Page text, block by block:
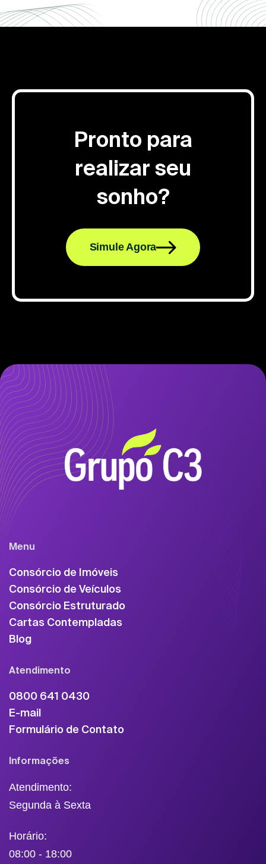
Pronto para
realizar seu
sonho?
Simule Agora
Menu
Consórcio de Imóveis
Consórcio de Veículos
Consórcio Estruturado
Cartas Contempladas
Blog
Atendimento
0800 641 0430
E-mail
Formulário de Contato
Informações
Atendimento:
Segunda à Sexta
Horário:
08:00 - 18:00